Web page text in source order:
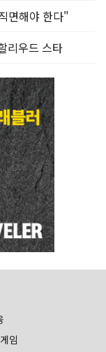
면해야 한다"
리우드 스타
임